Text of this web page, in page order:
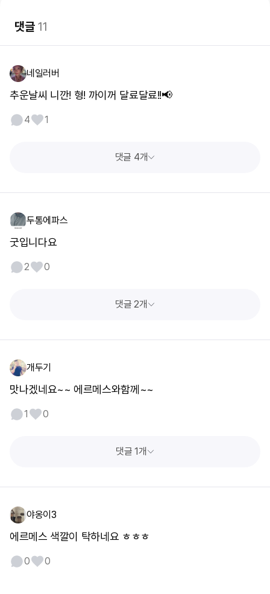
댓글11
네일러버
추운날씨 니깐! 형! 까이꺼 달료달료!!📢
4 1
댓글 4개
두통에파스
굿입니다요
2 0
댓글 2개
개두기
맛나겠네요~~ 에르메스와함께~~
1 0
댓글 1개
야옹이3
에르메스 색깔이 탁하네요 ㅎㅎㅎ
0 0